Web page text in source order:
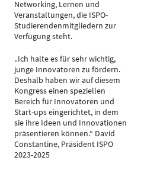
Networking, Lernen und
Veranstaltungen, die ISPO-
Studierendenmitgliedern zur
Verfügung steht.
„Ich halte es für sehr wichtig,
junge Innovatoren zu fördern.
Deshalb haben wir auf diesem
Kongress einen speziellen
Bereich für Innovatoren und
Start-ups eingerichtet, in dem
sie ihre Ideen und Innovationen
präsentieren können.“ David
Constantine, Präsident ISPO
2023-2025